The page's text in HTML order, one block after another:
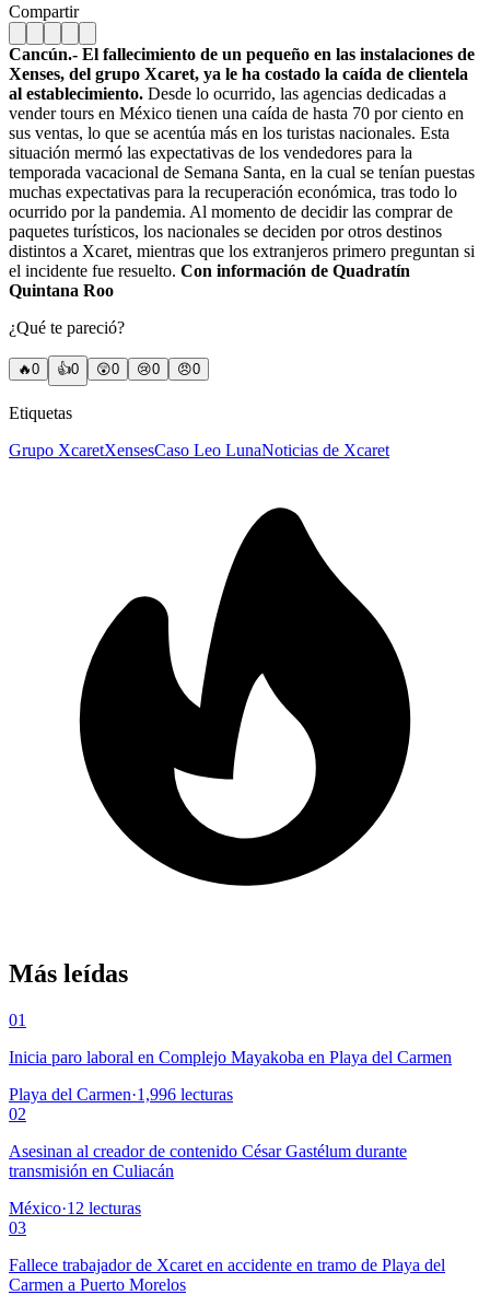
Compartir
Cancún.- El fallecimiento de un pequeño en las instalaciones de
Xenses, del grupo Xcaret, ya le ha costado la caída de clientela
al establecimiento. Desde lo ocurrido, las agencias dedicadas a
vender tours en México tienen una caída de hasta 70 por ciento en
sus ventas, lo que se acentúa más en los turistas nacionales. Esta
situación mermó las expectativas de los vendedores para la
temporada vacacional de Semana Santa, en la cual se tenían puestas
muchas expectativas para la recuperación económica, tras todo lo
ocurrido por la pandemia. Al momento de decidir las comprar de
paquetes turísticos, los nacionales se deciden por otros destinos
distintos a Xcaret, mientras que los extranjeros primero preguntan si
el incidente fue resuelto. Con información de Quadratín
Quintana Roo
¿Qué te pareció?
🔥0 👍0 😲0 😢0 😠0
Etiquetas
Grupo XcaretXensesCaso Leo LunaNoticias de Xcaret
Más leídas
01
Inicia paro laboral en Complejo Mayakoba en Playa del Carmen
Playa del Carmen·1,996 lecturas
02
Asesinan al creador de contenido César Gastélum durante
transmisión en Culiacán
México·12 lecturas
03
Fallece trabajador de Xcaret en accidente en tramo de Playa del
Carmen a Puerto Morelos